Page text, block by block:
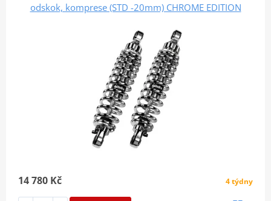
odskok, komprese (STD -20mm) CHROME EDITION
14 780 Kč 4 týdny